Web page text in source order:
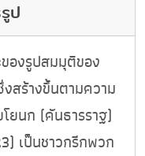
ป
องรูปสมมุติของ
สร้างขึ้นตามความ
ยนก (คันธารราฐ)
เป็นชาวกรีกพวก